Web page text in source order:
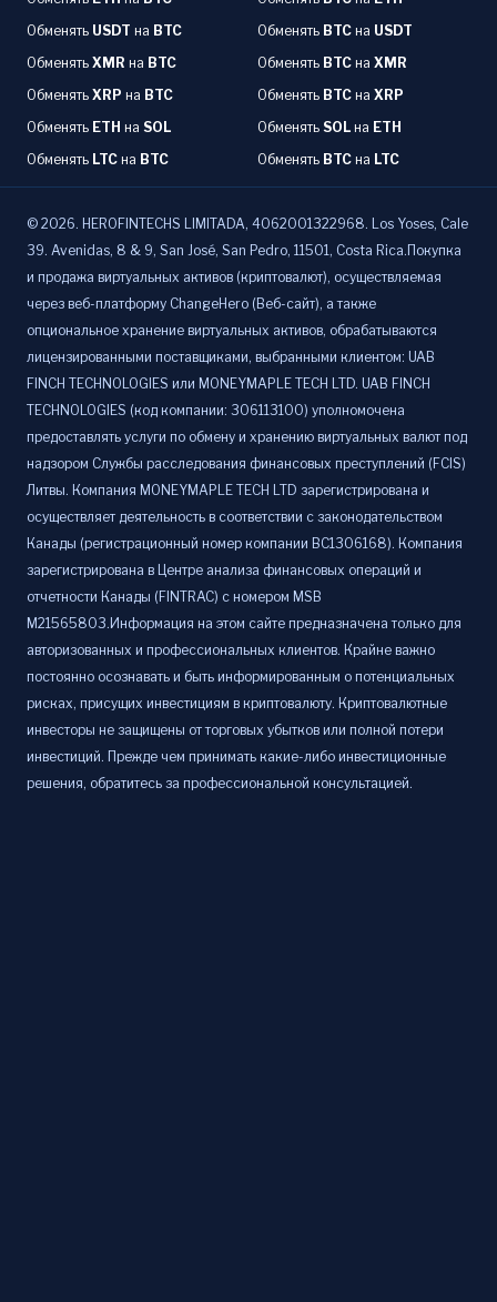
Обменять USDT на BTC Обменять BTC на USDT
Обменять XMR на BTC Обменять BTC на XMR
Обменять XRP на BTC Обменять BTC на XRP
Обменять ETH на SOL Обменять SOL на ETH
Обменять LTC на BTC Обменять BTC на LTC
© 2026. HEROFINTECHS LIMITADA, 4062001322968. Los Yoses, Cale
39. Avenidas, 8 & 9, San José, San Pedro, 11501, Costa Rica.Покупка
и продажа виртуальных активов (криптовалют), осуществляемая
через веб-платформу ChangeHero (Веб-сайт), а также
опциональное хранение виртуальных активов, обрабатываются
лицензированными поставщиками, выбранными клиентом: UAB
FINCH TECHNOLOGIES или MONEYMAPLE TECH LTD. UAB FINCH
TECHNOLOGIES (код компании: 306113100) уполномочена
предоставлять услуги по обмену и хранению виртуальных валют под
надзором Службы расследования финансовых преступлений (FCIS)
Литвы. Компания MONEYMAPLE TECH LTD зарегистрирована и
осуществляет деятельность в соответствии с законодательством
Канады (регистрационный номер компании BC1306168). Компания
зарегистрирована в Центре анализа финансовых операций и
отчетности Канады (FINTRAC) с номером MSB
M21565803.Информация на этом сайте предназначена только для
авторизованных и профессиональных клиентов. Крайне важно
постоянно осознавать и быть информированным о потенциальных
рисках, присущих инвестициям в криптовалюту. Криптовалютные
инвесторы не защищены от торговых убытков или полной потери
инвестиций. Прежде чем принимать какие-либо инвестиционные
решения, обратитесь за профессиональной консультацией.